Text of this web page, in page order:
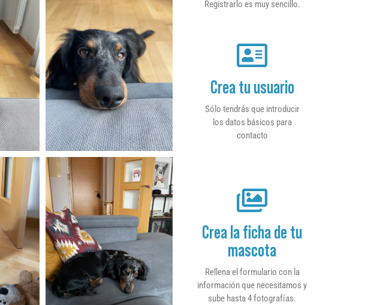
Registrarlo es muy sencillo.
Crea tu usuario
Sólo tendrás que introducir
los datos básicos para
contacto
Crea la ficha de tu
mascota
Rellena el formulario con la
información que necesitamos y
sube hasta 4 fotografías.